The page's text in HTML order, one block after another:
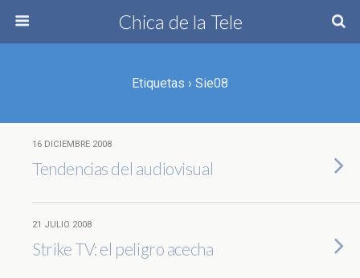
Chica de la Tele
Etiquetas › Sie08
16 DICIEMBRE 2008
Tendencias del audiovisual
21 JULIO 2008
Strike TV: el peligro acecha